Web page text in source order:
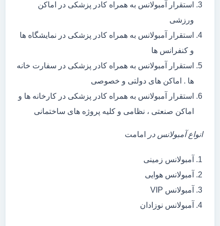
استقرار آمبولانس به همراه کادر پزشکی در اماکن
ورزشی
استقرار آمبولانس به همراه کادر پزشکی در نمایشگاه ها
و کنفرانس ها
استقرار آمبولانس به همراه کادر پزشکی در سفارت خانه
ها . اماکن های دولتی و خصوصی
استقرار آمبولانس به همراه کادر پزشکی در کارخانه ها و
اماکن صنعتی ، نظامی و کلیه پروژه های ساختمانی
انواع آمبولانس در امامت
آمبولانس زمینی
آمبولانس هوایی
آمبولانس VIP
آمبولانس نوزادان